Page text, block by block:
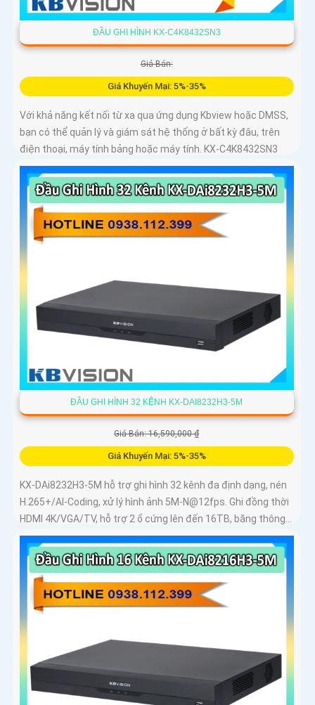
ĐẦU GHI HÌNH KX-C4K8432SN3
Giá Bán:
Giá Khuyến Mại: 5%-35%
Với khả năng kết nối từ xa qua ứng dụng Kbview hoặc DMSS,
bạn có thể quản lý và giám sát hệ thống ở bất kỳ đâu, trên
điện thoại, máy tính bảng hoặc máy tính. KX‑C4K8432SN3
thực sự là trung tâm điều khiển an ninh mạnh mẽ, thông
minh, mang lại sự an tâm tuyệt đối cho các công trình lớn và
chuyên nghiệp
ĐẦU GHI HÌNH 32 KÊNH KX-DAI8232H3-5M
Giá Bán: 16,590,000 ₫
Giá Khuyến Mại: 5%-35%
KX-DAi8232H3-5M hỗ trợ ghi hình 32 kênh đa định dạng, nén
H.265+/AI-Coding, xử lý hình ảnh 5M-N@12fps. Ghi đồng thời
HDMI 4K/VGA/TV, hỗ trợ 2 ổ cứng lên đến 16TB, băng thông...